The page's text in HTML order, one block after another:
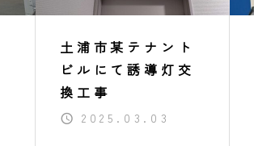
土浦市某テナント
ビルにて誘導灯交
換工事
2025.03.03